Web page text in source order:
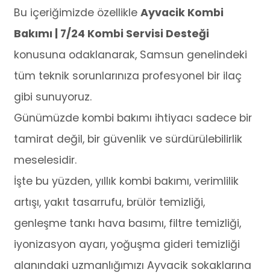
Bu içeriğimizde özellikle Ayvacik Kombi
Bakımı | 7/24 Kombi Servisi Desteği
konusuna odaklanarak, Samsun genelindeki
tüm teknik sorunlarınıza profesyonel bir ilaç
gibi sunuyoruz.
Günümüzde kombi bakımı ihtiyacı sadece bir
tamirat değil, bir güvenlik ve sürdürülebilirlik
meselesidir.
İşte bu yüzden, yıllık kombi bakımı, verimlilik
artışı, yakıt tasarrufu, brülör temizliği,
genleşme tankı hava basımı, filtre temizliği,
iyonizasyon ayarı, yoğuşma gideri temizliği
alanındaki uzmanlığımızı Ayvacik sokaklarına